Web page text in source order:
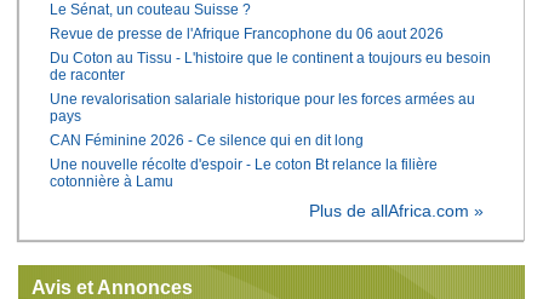
Le Sénat, un couteau Suisse ?
Revue de presse de l'Afrique Francophone du 06 aout 2026
Du Coton au Tissu - L'histoire que le continent a toujours eu besoin
de raconter
Une revalorisation salariale historique pour les forces armées au
pays
CAN Féminine 2026 - Ce silence qui en dit long
Une nouvelle récolte d'espoir - Le coton Bt relance la filière
cotonnière à Lamu
Plus de allAfrica.com »
Avis et Annonces